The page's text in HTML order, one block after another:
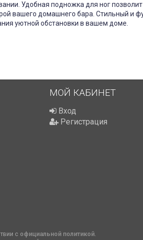
Удобная подножка для ног
вашего домашнего бара. Стильный и
уютной обстановки в вашем доме.
МОЙ КАБИНЕТ
Вход
Регистрация
с официальной политикой.